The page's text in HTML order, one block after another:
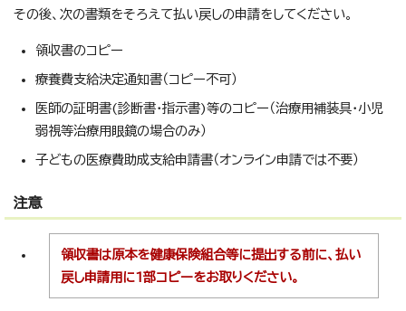
その後、次の書類をそろえて払い戻しの申請をしてください。
領収書のコピー
療養費支給決定通知書（コピー不可）
医師の証明書(診断書・指示書)等のコピー（治療用補装具・小児
弱視等治療用眼鏡の場合のみ）
子どもの医療費助成支給申請書（オンライン申請では不要）
注意
領収書は原本を健康保険組合等に提出する前に、払い
戻し申請用に1部コピーをお取りください。